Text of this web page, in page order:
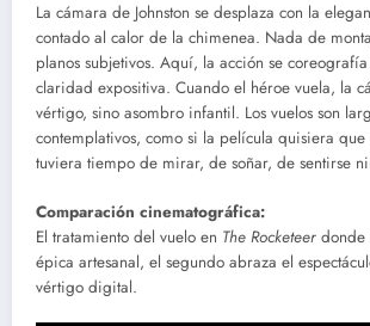
La cámara de Johnston se desplaza con la
contado al calor de la chimenea. Nada de
planos subjetivos. Aquí, la acción se
claridad expositiva. Cuando el héroe vuela, la
vértigo, sino asombro infantil. Los vuelos son
contemplativos, como si la película quisiera
tuviera tiempo de mirar, de soñar, de sentirse
Comparación cinematográfica:
El tratamiento del vuelo en The Rocketeer donde
épica artesanal, el segundo abraza el
vértigo digital.